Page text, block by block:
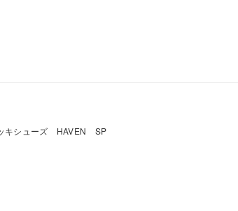
キシューズ HAVEN SP